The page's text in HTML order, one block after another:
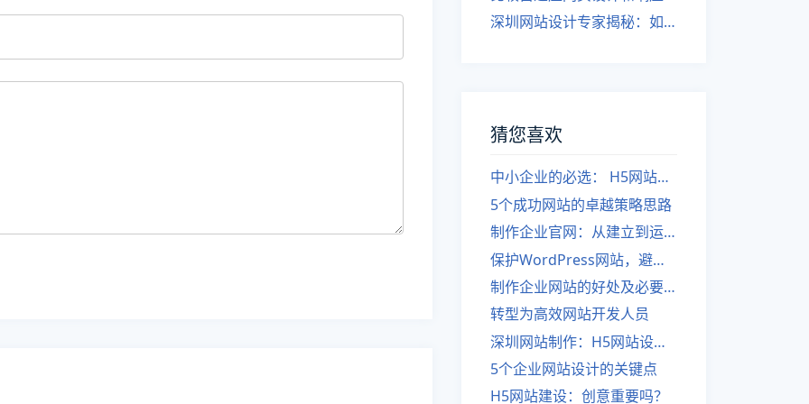
深圳网站设计专家揭秘：如何实现自适应网页设计
猜您喜欢
中小企业的必选： H5网站建设
5个成功网站的卓越策略思路
制作企业官网：从建立到运营
保护WordPress网站，避免挂恶意代码
制作企业网站的好处及必要性
转型为高效网站开发人员
深圳网站制作：H5网站设计的优势。
5个企业网站设计的关键点
H5网站建设：创意重要吗？